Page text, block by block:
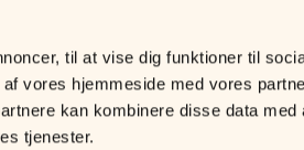
til at vise dig funktioner til
vores hjemmeside med vores
kan kombinere disse data
tjenester.